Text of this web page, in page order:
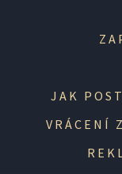
JAK
VRÁCENÍ